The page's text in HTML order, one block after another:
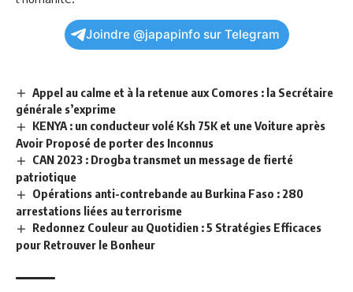
Joindre @japapinfo sur Telegram
Appel au calme et à la retenue aux Comores : la Secrétaire
générale s’exprime
KENYA : un conducteur volé Ksh 75K et une Voiture après
Avoir Proposé de porter des Inconnus
CAN 2023 : Drogba transmet un message de fierté
patriotique
Opérations anti-contrebande au Burkina Faso : 280
arrestations liées au terrorisme
Redonnez Couleur au Quotidien : 5 Stratégies Efficaces
pour Retrouver le Bonheur